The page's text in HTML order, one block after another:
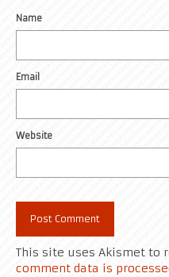
Name
Email
Website
This site uses Akismet to
comment data is